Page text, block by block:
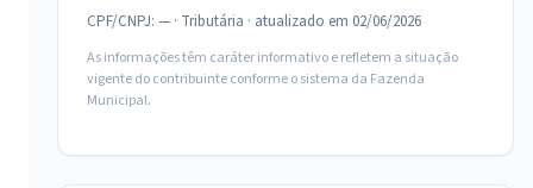
CPF/CNPJ: — · Tributária · atualizado em 02/06/2026
As informações têm caráter informativo e refletem a situação
vigente do contribuinte conforme o sistema da Fazenda
Municipal.